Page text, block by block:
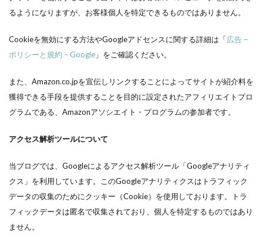
るようになりますが、お客様個人を特定できるものではありません。
Cookieを無効にする方法やGoogleアドセンスに関する詳細は「広告 –
ポリシーと規約 – Google 」をご確認ください。
また、Amazon.co.jpを宣伝しリンクすることによってサイトが紹介料を
獲得できる手段を提供することを目的に設定されたアフィリエイトプロ
グラムである、Amazonアソシエイト・プログラムの参加者です。
アクセス解析ツールについて
当ブログでは、Googleによるアクセス解析ツール「Googleアナリティ
クス」を利用しています。このGoogleアナリティクスはトラフィック
データの収集のためにクッキー（Cookie）を使用しております。トラ
フィックデータは匿名で収集されており、個人を特定するものではあり
ません。